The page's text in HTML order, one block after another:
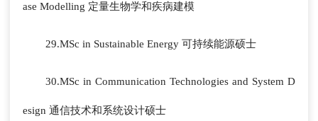
ase Modelling 定量生物学和疾病建模
29.MSc in Sustainable Energy 可持续能源硕士
30.MSc in Communication Technologies and System D
esign 通信技术和系统设计硕士